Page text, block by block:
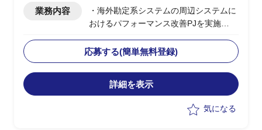
業務内容
・海外勘定系システムの周辺システムに
おけるパフォーマンス改善PJを実施
存データを保持しつつパフォーマンスを
改善するソリューションの検討を主導
応募する(簡単無料登録)
詳細を表示
気になる